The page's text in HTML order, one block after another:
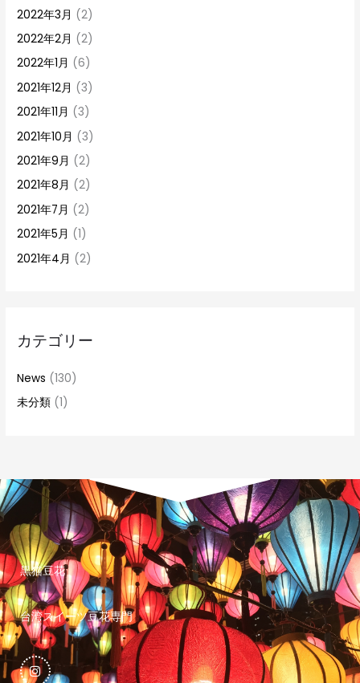
2022年3月 (2)
2022年2月 (2)
2022年1月 (6)
2021年12月 (3)
2021年11月 (3)
2021年10月 (3)
2021年9月 (2)
2021年8月 (2)
2021年7月 (2)
2021年5月 (1)
2021年4月 (2)
カテゴリー
News (130)
未分類 (1)
黒猫豆花
台湾スイーツ豆花専門
I
n
s